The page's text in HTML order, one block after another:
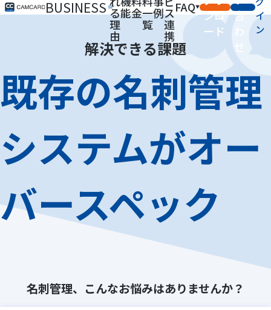
BUSINESS る
理
由
能金一
覧
例ス
連
携
FAQ
ンロ
ード
合
せ
イ
ン
解決できる課題
既存の名刺管理
システムがオー
バースペック
名刺管理、こんなお悩みはありませんか？